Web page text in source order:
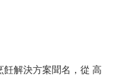
飪解決方案聞名，從 高